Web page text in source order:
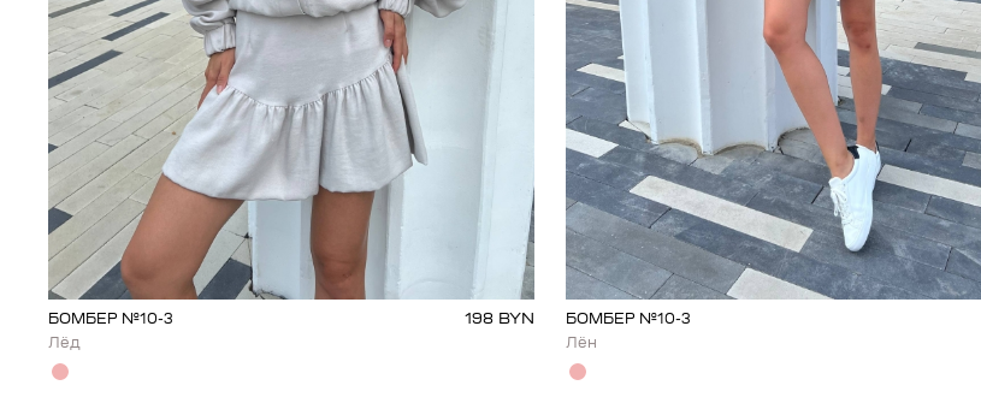
БОМБЕР №10-3
Лёд
198 BYN
БОМБЕР №10-3
Лён